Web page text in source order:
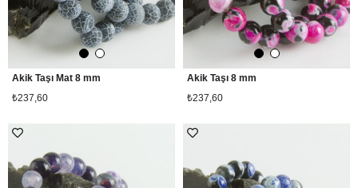
Akik Taşı Mat 8 mm
₺237,60
Akik Taşı 8 mm
₺237,60